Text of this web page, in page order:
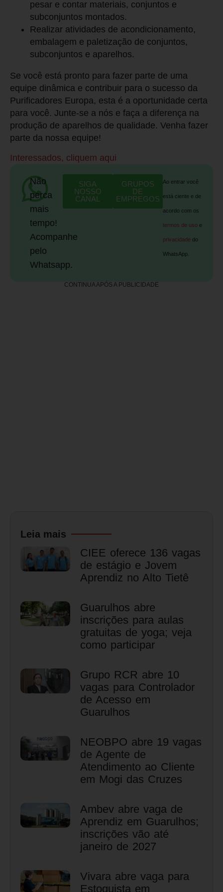
pesar e contar materiais, conjuntos e
subconjuntos montados.
Realizar atividades de acondicionamento,
embalagem e paletização de conjuntos,
subconjuntos e aparelhos.
Se você está pronto para fazer parte de uma
equipe dinâmica e contribuir para o sucesso da
Purificadores Europa, esta é a oportunidade certa
para você. Junte-se a nós e faça a diferença na
produção de aparelhos de qualidade. Venha fazer
parte da nossa equipe!
Interessados, cliquem aqui
Não
perca
mais
tempo!
Acompanhe
pelo
Whatsapp.
SIGA
NOSSO
CANAL
GRUPOS
DE
EMPREGOS
Ao entrar você
está ciente e de
acordo com os
termos de uso e
privacidade do
WhatsApp.
CONTINUA APÓS A PUBLICIDADE
Leia mais
CIEE oferece 136 vagas
de estágio e Jovem
Aprendiz no Alto Tietê
Guarulhos abre
inscrições para aulas
gratuitas de yoga; veja
como participar
Grupo RCR abre 10
vagas para Controlador
de Acesso em
Guarulhos
NEOBPO abre 19 vagas
de Agente de
Atendimento ao Cliente
em Mogi das Cruzes
Ambev abre vaga de
Aprendiz em Guarulhos;
inscrições vão até
janeiro de 2027
Vivara abre vaga para
Estoquista em